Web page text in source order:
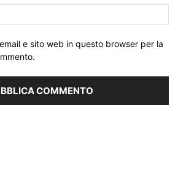
e sito web in questo browser per la